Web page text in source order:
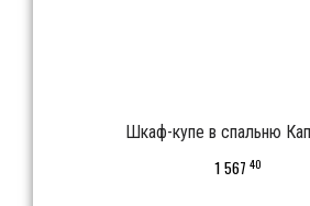
Шкаф-купе в спальню
1 56740